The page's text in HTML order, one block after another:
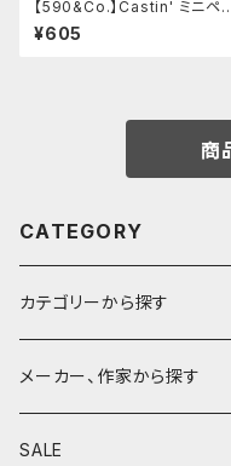
【590&Co.】Castin' ミニペ
枕 (S)
¥605
商
CATEGORY
カテゴリーから探す
鉛筆
鉛筆補助軸
メーカー、作家から探す
590&Co.
SALE